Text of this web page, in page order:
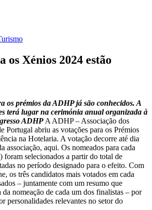
os Xénios 2024 estão
os prémios da ADHP já são conhecidos. A
terá lugar na cerimónia anual organizada à
ADHP A ADHP – Associação dos
Portugal abriu as votações para os Prémios
na Hotelaria. A votação decorre até dia
associação, aqui. Os nomeados para cada
foram selecionados a partir do total de
no período designado para o efeito. Com
os três candidatos mais votados em cada
– juntamente com um resumo que
da nomeação de cada um dos finalistas – por
personalidades relevantes no setor do